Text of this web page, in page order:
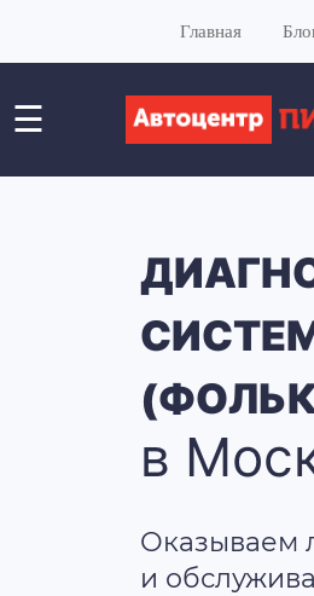
Главная
☰
в
Оказываем
и